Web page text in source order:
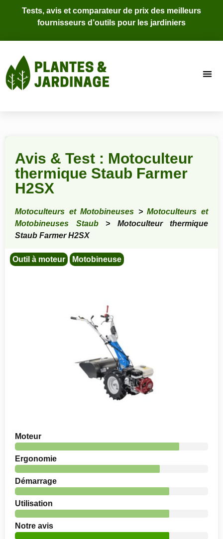
Tests, avis et comparateur de prix des meilleurs
fournisseurs d’outils pour les jardiniers
Avis & Test : Motoculteur
thermique Staub Farmer
H2SX
Motoculteurs et Motobineuses >Motoculteurs et
Motobineuses Staub> Motoculteur thermique
Staub Farmer H2SX
Outil à moteur Motobineuse
Moteur
Ergonomie
Démarrage
Utilisation
Notre avis